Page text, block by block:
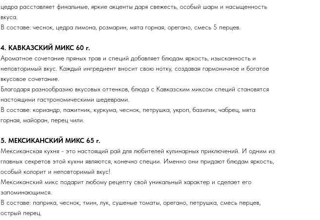
цедра расставляет финальные, яркие акценты даря свежесть, особый шарм и насыщенность
вкуса.
В составе: чеснок, цедра лимона, розмарин, мята горная, орегано, смесь 5 перцев.
4. КАВКАЗСКИЙ МИКС 60 г.
Ароматное сочетание пряных трав и специй добавляет блюдам яркость, изысканность и
неповторимый вкус. Каждый ингредиент вносит свою нотку, создавая гармоничное и богатое
вкусовое сочетание.
Благодаря разнообразию вкусовых оттенков, блюда с Кавказским миксом специй становятся
настоящими гастрономическими шедеврами.
В составе: кориандр, пажитник, куркума, чеснок, петрушка, укроп, базилик, чабрец, мята
горная, майоран, перец чили.
5. МЕКСИКАНСКИЙ МИКС 65 г.
Мексиканская кухня - это настоящий рай для любителей кулинарных приключений. И одним из
главных секретов этой кухни являются, конечно специи. Именно они придают блюдам яркость,
особый колорит и неповторимый вкус!
Мексиканский микс подарит любому рецепту свой уникальный характер и сделает его
запоминающимся.
В составе: паприка, чеснок, тмин, лук, сушеные томаты, орегано, петрушка, смесь перцев,
острый перец.